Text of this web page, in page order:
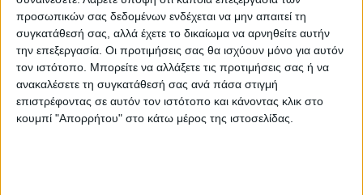
προσωπικών σας δεδομένων ενδέχεται να μην απαιτεί τη
συγκατάθεσή σας, αλλά έχετε το δικαίωμα να αρνηθείτε αυτήν
την επεξεργασία. Οι προτιμήσεις σας θα ισχύουν μόνο για αυτόν
τον ιστότοπο. Μπορείτε να αλλάξετε τις προτιμήσεις σας ή να
ανακαλέσετε τη συγκατάθεσή σας ανά πάσα στιγμή
επιστρέφοντας σε αυτόν τον ιστότοπο και κάνοντας κλικ στο
κουμπί "Απορρήτου" στο κάτω μέρος της ιστοσελίδας.
ΝΕΟΣ ΑΓΩΝ
https://neosagon.gr
Η Αρχαιότερη Καθημερινή Πρωινή Εφημερίδα της Καρδίτσας